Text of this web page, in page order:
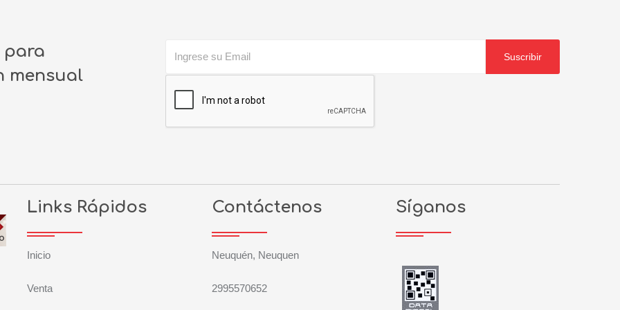
para
mensual
Suscribir
Links Rápidos
Inicio
Venta
Contáctenos
Neuquén, Neuquen
2995570652
Síganos